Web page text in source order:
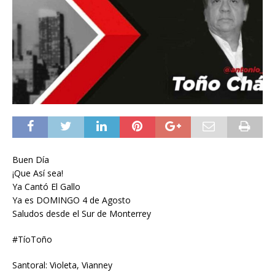
Buen Día
¡Que Así sea!
Ya Cantó El Gallo
Ya es DOMINGO 4 de Agosto
Saludos desde el Sur de Monterrey
#TíoToño
Santoral: Violeta, Vianney